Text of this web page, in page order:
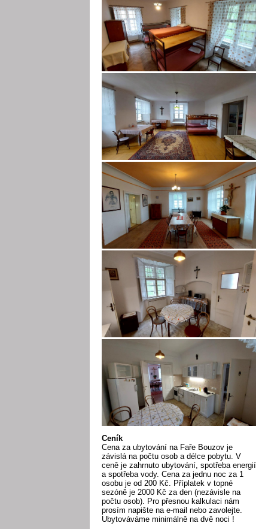
Ceník
Cena za ubytování na Faře Bouzov je
závislá na počtu osob a délce pobytu. V
ceně je zahrnuto ubytování, spotřeba energií
a spotřeba vody. Cena za jednu noc za 1
osobu je od 200 Kč. Příplatek v topné
sezóně je 2000 Kč za den (nezávisle na
počtu osob). Pro přesnou kalkulaci nám
prosím napište na e-mail nebo zavolejte.
Ubytováváme minimálně na dvě noci !